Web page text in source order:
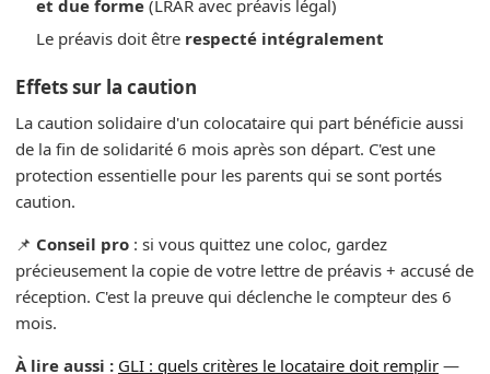
et due forme(LRAR avec préavis légal)
Le préavis doit être respecté intégralement
Effets sur la caution
La caution solidaire d'un colocataire qui part bénéficie aussi
de la fin de solidarité 6 mois après son départ. C'est une
protection essentielle pour les parents qui se sont portés
caution.
📌 Conseil pro : si vous quittez une coloc, gardez
précieusement la copie de votre lettre de préavis + accusé de
réception. C'est la preuve qui déclenche le compteur des 6
mois.
À lire aussi : GLI : quels critères le locataire doit remplir —